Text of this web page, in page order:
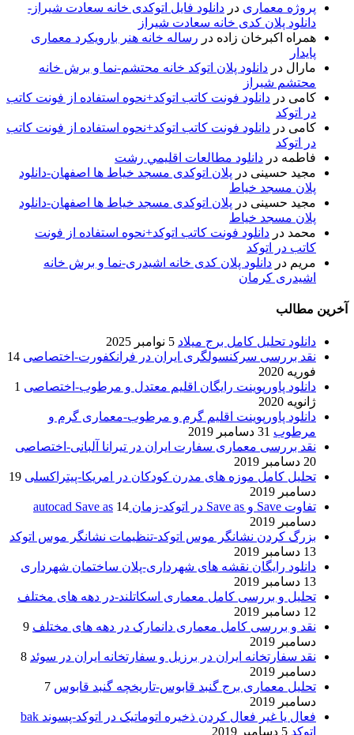
پروژه معماری در دانلود فایل اتوکدی خانه سعادت شیراز-
دانلود پلان کدی خانه سعادت شیراز
همراه اکبرخان زاده در رساله خانه هنر بارویکرد معماری
پایدار
مارال در دانلود پلان اتوکد خانه محتشم-نما و برش خانه
محتشم شیراز
کامی در دانلود فونت کاتب اتوکد+نحوه استفاده از فونت کاتب
در اتوکد
کامی در دانلود فونت کاتب اتوکد+نحوه استفاده از فونت کاتب
در اتوکد
فاطمه در دانلود مطالعات اقليمي رشت
مجید حسینی در پلان اتوکدی مسجد خیاط ها اصفهان-دانلود
پلان مسجد خیاط
مجید حسینی در پلان اتوکدی مسجد خیاط ها اصفهان-دانلود
پلان مسجد خیاط
محمد در دانلود فونت کاتب اتوکد+نحوه استفاده از فونت
کاتب در اتوکد
مریم در دانلود پلان کدی خانه اشیدری-نما و برش خانه
اشیدری کرمان
آخرین مطالب
دانلود تحلیل کامل برج میلاد 5 نوامبر 2025
نقد بررسی سرکنسولگری ایران در فرانکفورت-اختصاصی 14
فوریه 2020
دانلود پاورپوینت رایگان اقلیم معتدل و مرطوب-اختصاصی 1
ژانویه 2020
دانلود پاورپوینت اقلیم گرم و مرطوب-معماری گرم و
مرطوب 31 دسامبر 2019
نقد بررسی معماری سفارت ایران در تیرانا آلبانی-اختصاصی
20 دسامبر 2019
تحلیل کامل موزه های مدرن کودکان در امریکا-پیتراکسلی 19
دسامبر 2019
تفاوت Save و Save as در اتوکد-زمان autocad Save as
14
دسامبر 2019
بزرگ کردن نشانگر موس اتوکد-تنظیمات نشانگر موس اتوکد
13 دسامبر 2019
دانلود رایگان نقشه های شهرداری-پلان ساختمان شهرداری
13 دسامبر 2019
تحلیل و بررسی کامل معماری اسکاتلند-در دهه های مختلف
12 دسامبر 2019
نقد و بررسی کامل معماری دانمارک در دهه های مختلف 9
دسامبر 2019
نقد سفارتخانه ایران در برزیل و سفارتخانه ایران در سوئد 8
دسامبر 2019
تحلیل معماری برج گنبد قابوس-تاریخچه گنبد قابوس 7
دسامبر 2019
فعال یا غیر فعال کردن ذخیره اتوماتیک در اتوکد-پسوند bak
اتوکد 5 دسامبر 2019